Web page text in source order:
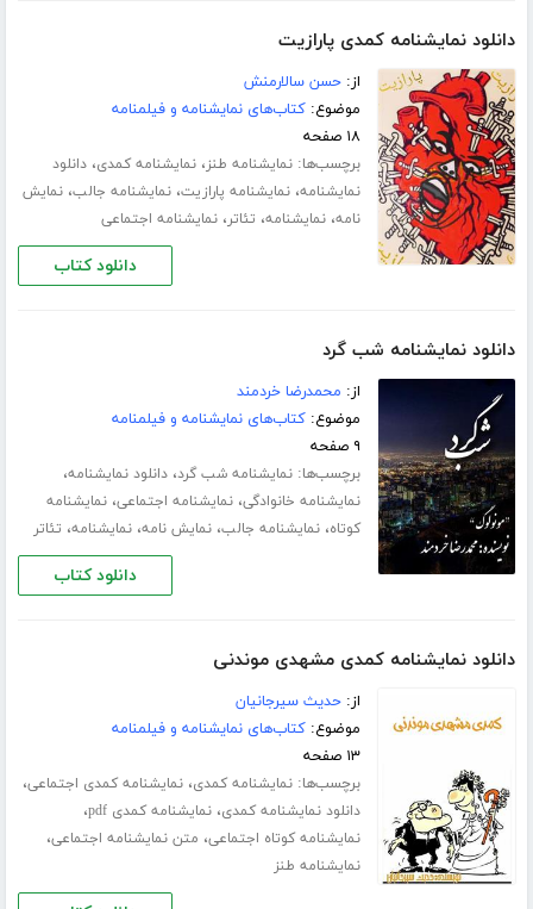
دانلود نمایشنامه کمدی پارازیت
از:حسن سالارمنش
موضوع:کتاب‌های نمایشنامه و فیلمنامه
۱۸ صفحه
برچسب‌ها:نمایشنامه طنز،نمایشنامه کمدی،دانلود
نمایشنامه،نمایشنامه پارازیت،نمایشنامه جالب،نمایش
نامه،نمایشنامه، تئاتر،نمایشنامه اجتماعی
دانلود کتاب
دانلود نمایشنامه شب گرد
از: محمدرضا خردمند
موضوع:کتاب‌های نمایشنامه و فیلمنامه
۹ صفحه
برچسب‌ها:نمایشنامه شب گرد،دانلود نمایشنامه،
نمایشنامه خانوادگی،نمایشنامه اجتماعی،نمایشنامه
کوتاه،نمایشنامه جالب،نمایش نامه،نمایشنامه، تئاتر
دانلود کتاب
دانلود نمایشنامه کمدی مشهدی موندنی
از:حدیث سیرجانیان
موضوع:کتاب‌های نمایشنامه و فیلمنامه
۱۳ صفحه
برچسب‌ها:نمایشنامه کمدی،نمایشنامه کمدی اجتماعی،
دانلود نمایشنامه کمدی،نمایشنامه کمدی pdf ،
نمایشنامه کوتاه اجتماعی، متن نمایشنامه اجتماعی،
نمایشنامه طنز